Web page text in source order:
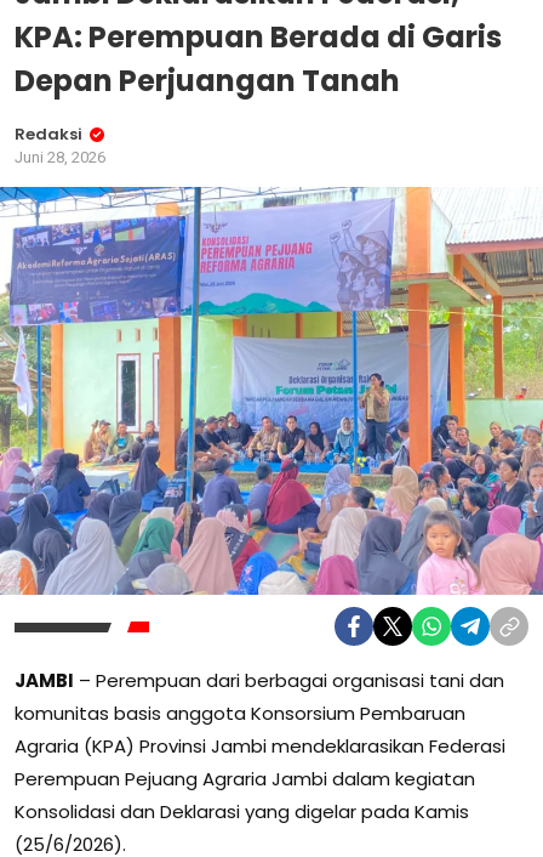
KPA: Perempuan Berada di Garis
Depan Perjuangan Tanah
Redaksi
Juni 28, 2026
JAMBI – Perempuan dari berbagai organisasi tani dan
komunitas basis anggota Konsorsium Pembaruan
Agraria (KPA) Provinsi Jambi mendeklarasikan Federasi
Perempuan Pejuang Agraria Jambi dalam kegiatan
Konsolidasi dan Deklarasi yang digelar pada Kamis
(25/6/2026).